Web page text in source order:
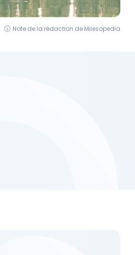
Note de la rédaction de Milesopedia